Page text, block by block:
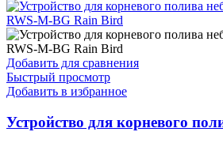
Добавить для сравнения
Быстрый просмотр
Добавить в избранное
Устройство для корневого